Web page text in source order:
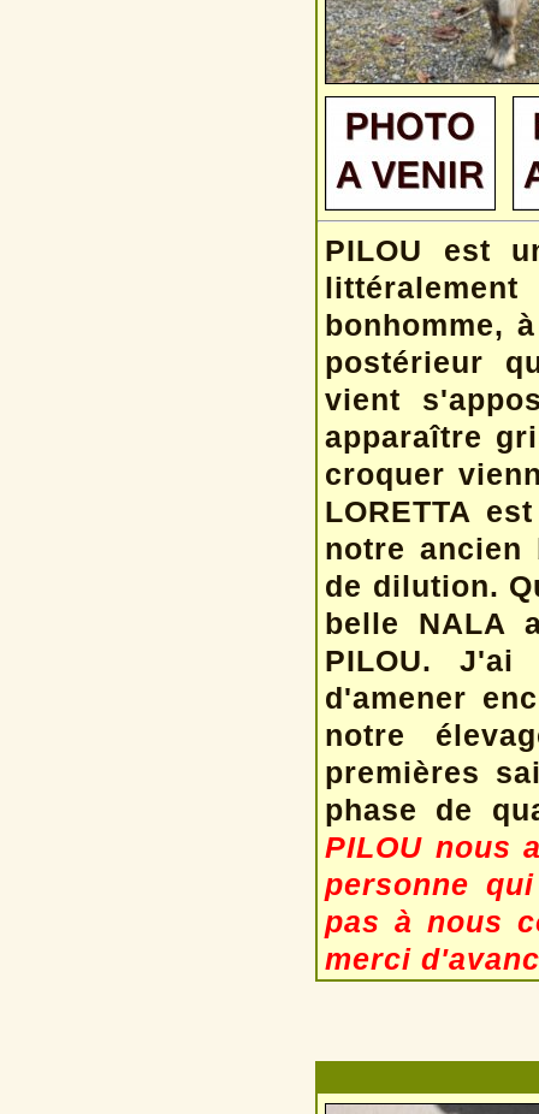
PILOU est
bonhomme,
postérieur
vient
apparaître
croquer
LORETTA
notre ancien
de dilution.
belle NALA
PILOU.
d'amener
notre
premières
phase de
PILOU nous
personne
pas à nous
merci